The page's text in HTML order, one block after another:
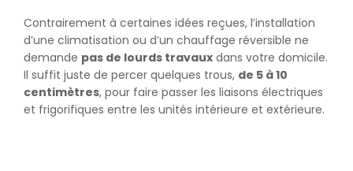
Contrairement à certaines idées reçues, l’installation
d’une climatisation ou d’un chauffage réversible ne
demande pas de lourds travaux dans votre domicile.
Il suffit juste de percer quelques trous, de 5 à 10
centimètres, pour faire passer les liaisons électriques
et frigorifiques entre les unités intérieure et extérieure.